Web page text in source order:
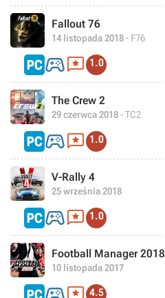
Fallout 76
14 listopada 2018- F76
 1.0
The Crew 2
29 czerwca 2018- TC2
 1.0
V-Rally 4
25 września 2018
 1.0
Football Manager 2018
10 listopada 2017
4.5